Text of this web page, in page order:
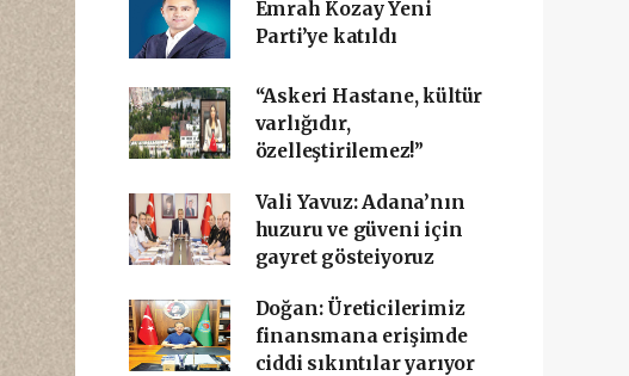
Emrah Kozay Yeni
Parti’ye katıldı
“Askeri Hastane, kültür
varlığıdır,
özelleştirilemez!”
Vali Yavuz: Adana’nın
huzuru ve güveni için
gayret gösteiyoruz
Doğan: Üreticilerimiz
finansmana erişimde
ciddi sıkıntılar yarıyor